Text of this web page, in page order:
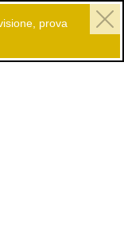
prova